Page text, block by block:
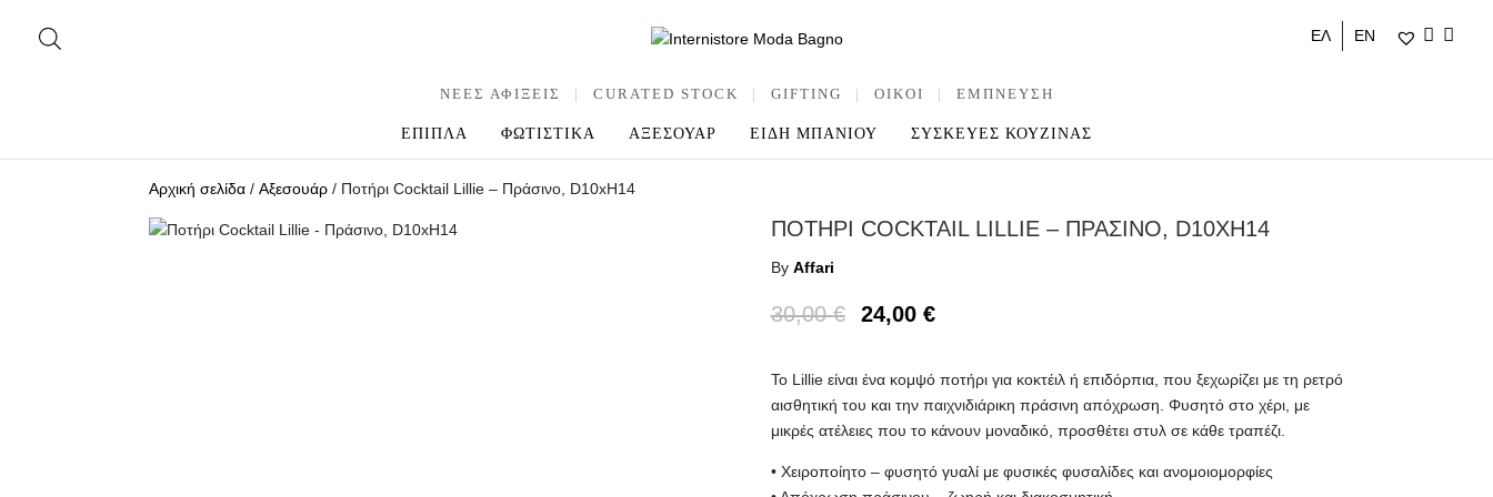
ΕΛ ΕΝ
ΝΕΕΣ ΑΦΙΞΕΙΣ | CURATED STOCK | GIFTING | OIKOI | ΕΜΠΝΕΥΣΗ
ΕΠΙΠΛΑ ΦΩΤΙΣΤΙΚΑ ΑΞΕΣΟΥΑΡ ΕΙΔΗ ΜΠΑΝΙΟΥ ΣΥΣΚΕΥΕΣ ΚΟΥΖΙΝΑΣ
Αρχική σελίδα /Αξεσουάρ / Ποτήρι Cocktail Lillie – Πράσινο, D10xH14
ΠΟΤΗΡΙ COCKTAIL LILLIE – ΠΡΑΣΙΝΟ, D10XH14
By Affari
30,00€ 24,00 €
Το Lillie είναι ένα κομψό ποτήρι για κοκτέιλ ή επιδόρπια, που ξεχωρίζει με τη ρετρό
αισθητική του και την παιχνιδιάρικη πράσινη απόχρωση. Φυσητό στο χέρι, με
μικρές ατέλειες που το κάνουν μοναδικό, προσθέτει στυλ σε κάθε τραπέζι.
• Χειροποίητο – φυσητό γυαλί με φυσικές φυσαλίδες και ανομοιομορφίες